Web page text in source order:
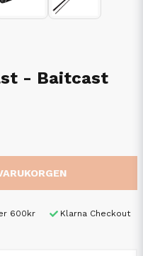
- Baitcast
600kr Klarna Checkout